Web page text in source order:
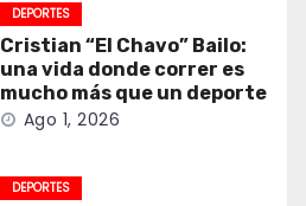
DEPORTES
Cristian “El Chavo” Bailo:
una vida donde correr es
mucho más que un deporte
Ago 1, 2026
DEPORTES